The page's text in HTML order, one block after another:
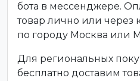
бота в мессенджере.
товар лично или через
по городу Москва или
Для региональных
бесплатно доставим